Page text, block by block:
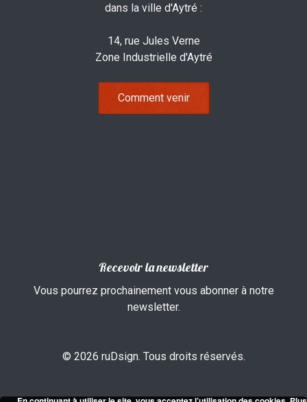
dans la ville d'Aytré :
14, rue Jules Verne
Zone Industrielle d'Aytré
Comment venir
Recevoir la newsletter
Vous pourrez prochainement vous abonner à notre
newsletter.
© 2026 ruDsign. Tous droits réservés.